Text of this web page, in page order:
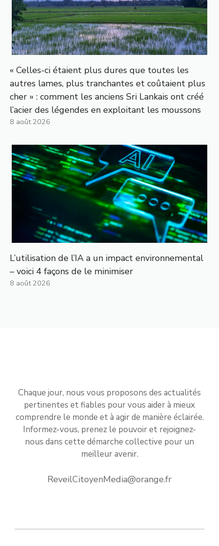
« Celles-ci étaient plus dures que toutes les
autres lames, plus tranchantes et coûtaient plus
cher » : comment les anciens Sri Lankais ont créé
l’acier des légendes en exploitant les moussons
8 août 2026
L’utilisation de l’IA a un impact environnemental
– voici 4 façons de le minimiser
8 août 2026
Chaque jour, nous vous proposons des actualités
pertinentes et fiables pour vous aider à mieux
comprendre le monde et à agir de manière éclairée.
Informez-vous, prenez le pouvoir et rejoignez-
nous dans cette démarche collective pour un
meilleur avenir.
ReveilCitoyenMedia@orange.fr